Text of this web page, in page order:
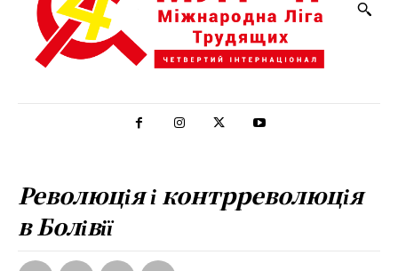
Революція і контрреволюція
в Болівії